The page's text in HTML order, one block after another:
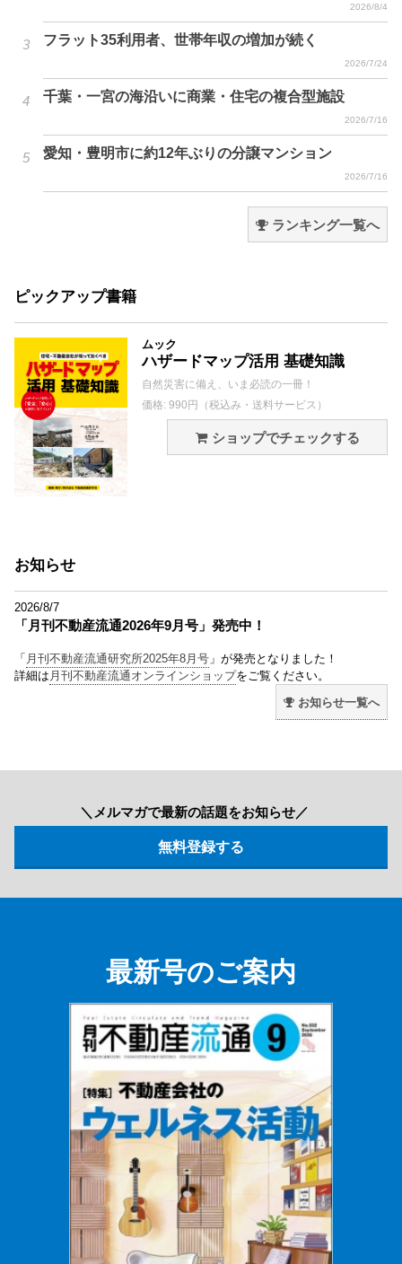
2026/8/4
フラット35利用者、世帯年収の増加が続く
2026/7/24
千葉・一宮の海沿いに商業・住宅の複合型施設
2026/7/16
愛知・豊明市に約12年ぶりの分譲マンション
2026/7/16
ランキング一覧へ
ピックアップ書籍
ムック
ハザードマップ活用 基礎知識
自然災害に備え、いま必読の一冊！
価格: 990円（税込み・送料サービス）
ショップでチェックする
お知らせ
2026/8/7
「月刊不動産流通2026年9月号」発売中！
「 月刊不動産流通研究所2025年8月号 」が発売となりました！
詳細は 月刊不動産流通オンラインショップをご覧ください。
お知らせ一覧へ
＼メルマガで最新の話題をお知らせ／
最新号のご案内